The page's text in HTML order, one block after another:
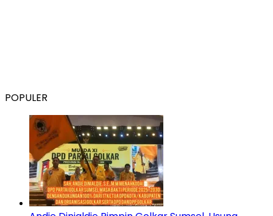
POPULER